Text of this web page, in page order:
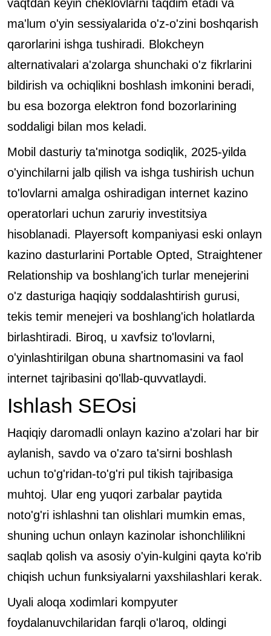
vaqtdan keyin cheklovlarni taqdim etadi va
ma'lum o'yin sessiyalarida o'z-o'zini boshqarish
qarorlarini ishga tushiradi. Blokcheyn
alternativalari a'zolarga shunchaki o'z fikrlarini
bildirish va ochiqlikni boshlash imkonini beradi,
bu esa bozorga elektron fond bozorlarining
soddaligi bilan mos keladi.
Mobil dasturiy ta'minotga sodiqlik, 2025-yilda
o'yinchilarni jalb qilish va ishga tushirish uchun
to'lovlarni amalga oshiradigan internet kazino
operatorlari uchun zaruriy investitsiya
hisoblanadi. Playersoft kompaniyasi eski onlayn
kazino dasturlarini Portable Opted, Straightener
Relationship va boshlang'ich turlar menejerini
o'z dasturiga haqiqiy soddalashtirish gurusi,
tekis temir menejeri va boshlang'ich holatlarda
birlashtiradi. Biroq, u xavfsiz to'lovlarni,
o'yinlashtirilgan obuna shartnomasini va faol
internet tajribasini qo'llab-quvvatlaydi.
Ishlash SEOsi
Haqiqiy daromadli onlayn kazino a'zolari har bir
aylanish, savdo va o'zaro ta'sirni boshlash
uchun to'g'ridan-to'g'ri pul tikish tajribasiga
muhtoj. Ular eng yuqori zarbalar paytida
noto'g'ri ishlashni tan olishlari mumkin emas,
shuning uchun onlayn kazinolar ishonchlilikni
saqlab qolish va asosiy o'yin-kulgini qayta ko'rib
chiqish uchun funksiyalarni yaxshilashlari kerak.
Uyali aloqa xodimlari kompyuter
foydalanuvchilaridan farqli o'laroq, oldingi